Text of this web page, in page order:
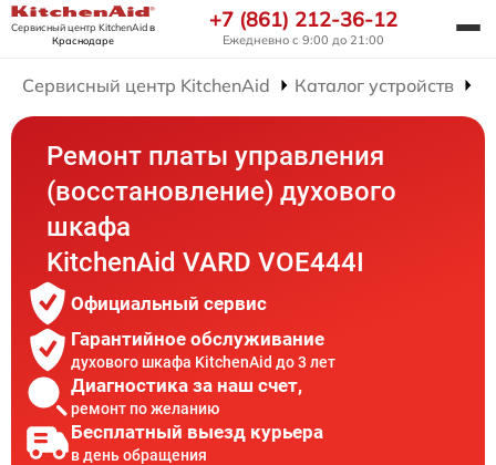
Сервисный центр KitchenAidв
Краснодаре
+7 (861) 212-36-12
Ежедневно с 9:00 до 21:00
Сервисный центр KitchenAid Каталог устройств
Ремонт платы управления
(восстановление) духового
шкафа
KitchenAid VARD VOE444I
Официальный сервис
Гарантийное обслуживание
духового шкафа KitchenAid до 3 лет
Диагностика за наш счет,
ремонт по желанию
Бесплатный выезд курьера
в день обращения